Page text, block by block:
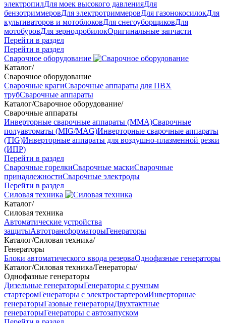
электропилДля моек высокого давленияДля
бензотриммеровДля электротриммеровДля газонокосилокДля
культиваторов и мотоблоковДля снегоуборщиковДля
мотобуровДля зернодробилокОригинальные запчасти
Перейти в раздел
Перейти в раздел
Сварочное оборудование
Каталог/
Сварочное оборудование
Сварочные крагиСварочные аппараты для ПВХ
трубСварочные аппараты
Каталог/Сварочное оборудование/
Сварочные аппараты
Инверторные сварочные аппараты (ММА)Сварочные
полуавтоматы (MIG/MAG)Инверторные сварочные аппараты
(TIG)Инверторные аппараты для воздушно-плазменной резки
(ИПР)
Перейти в раздел
Сварочные горелкиСварочные маскиСварочные
принадлежностиСварочные электроды
Перейти в раздел
Силовая техника
Каталог/
Силовая техника
Автоматические устройства
защитыАвтотрансформаторыГенераторы
Каталог/Силовая техника/
Генераторы
Блоки автоматического ввода резерваОднофазные генераторы
Каталог/Силовая техника/Генераторы/
Однофазные генераторы
Дизельные генераторыГенераторы с ручным
стартеромГенераторы с электростартеромИнверторные
генераторыГазовые генераторыДвухтактные
генераторыГенераторы с автозапуском